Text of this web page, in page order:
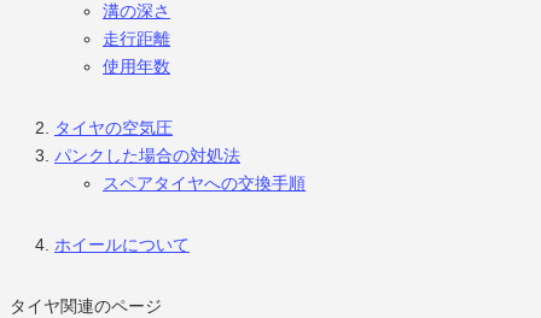
溝の深さ
走行距離
使用年数
タイヤの空気圧
パンクした場合の対処法
スペアタイヤへの交換手順
ホイールについて
タイヤ関連のページ